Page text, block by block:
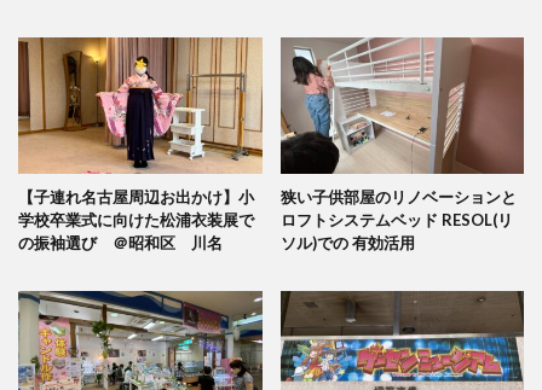
【子連れ名古屋周辺お出かけ】小
学校卒業式に向けた松浦衣装展で
の振袖選び ＠昭和区 川名
狭い子供部屋のリノベーションと
ロフトシステムベッド RESOL(リ
ソル)での 有効活用